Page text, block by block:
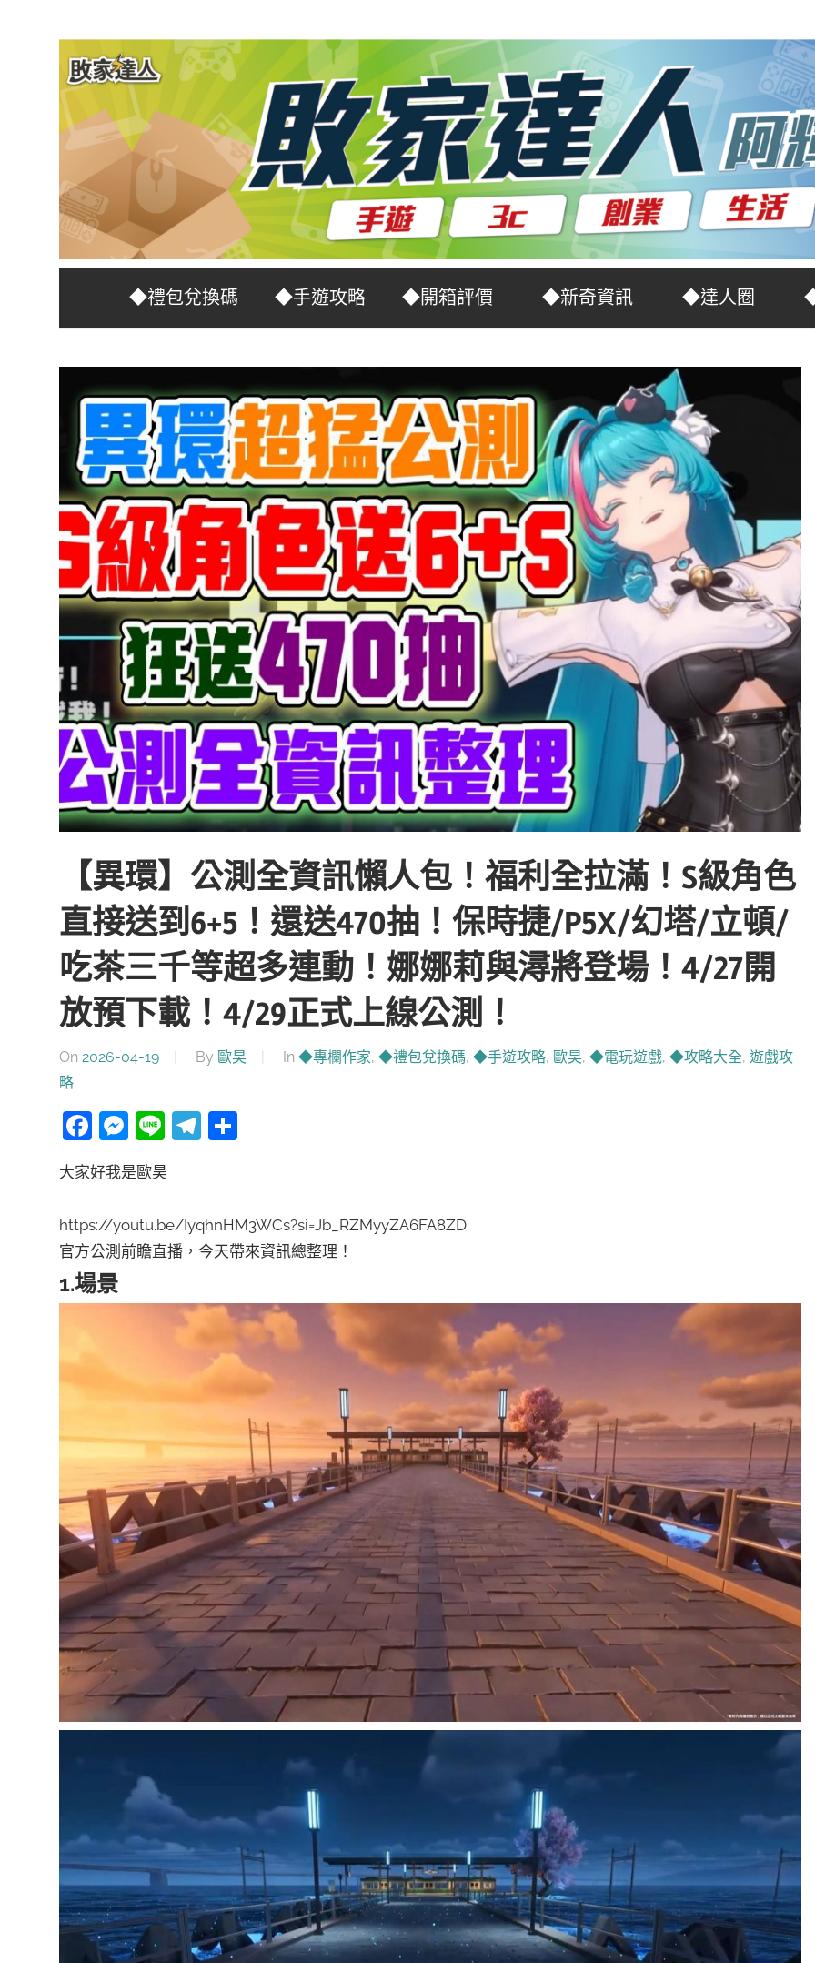
家
達
人
推
薦
No.1
自
媒
體。
◆禮包兌換碼 ◆手遊攻略 ◆開箱評價 ◆新奇資訊 ◆達人圈
【異環】公測全資訊懶人包！福利全拉滿！S級角色
直接送到6+5！還送470抽！保時捷/P5X/幻塔/立頓/
吃茶三千等超多連動！娜娜莉與潯將登場！4/27開
放預下載！4/29正式上線公測！
On 2026-04-19 By 歐昊 In ◆專欄作家, ◆禮包兌換碼, ◆手遊攻略, 歐昊, ◆電玩遊戲, ◆攻略大全, 遊戲攻
略
Facebook
Messenger
LineTelegram
分
大家好我是歐昊
https://youtu.be/IyqhnHM3WCs?si=Jb_RZMyyZA6FA8ZD
官方公測前瞻直播，今天帶來資訊總整理！
1.場景